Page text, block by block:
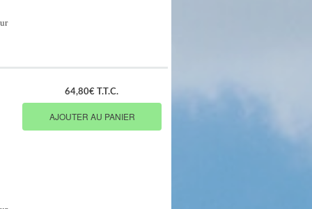
64,80€ T.T.C.
AJOUTER AU PANIER